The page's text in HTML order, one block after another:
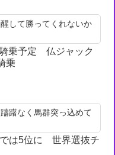
して勝ってくれないか
騎乗予定 仏ジャック
乗
躇なく馬群突っ込めて
では5位に 世界選抜チ